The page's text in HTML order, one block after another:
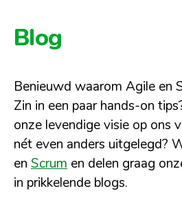
Blog
Benieuwd waarom Agile en
Zin in een paar hands-on
onze levendige visie op ons
nét even anders uitgelegd?
en Scrum en delen graag
in prikkelende blogs.